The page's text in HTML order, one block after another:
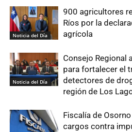
Noticia del Día
900 agricultores
Ríos por la
agrícola
Noticia del Día
Consejo Regional
para fortalecer el
detectores de
región de Los
Fiscalía de
cargos contra